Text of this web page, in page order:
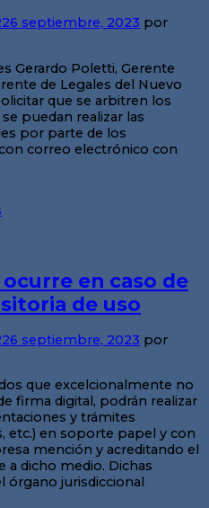
26 septiembre, 2023 por
Gerardo Poletti, Gerente
de Legales del Nuevo
que se arbitren los
puedan realizar las
por parte de los
correo electrónico con
en caso de
de uso
26 septiembre, 2023 por
que excelcionalmente no
firma digital, podrán realizar
y trámites
etc.) en soporte papel y con
mención y acreditando el
a dicho medio. Dichas
órgano jurisdiccional